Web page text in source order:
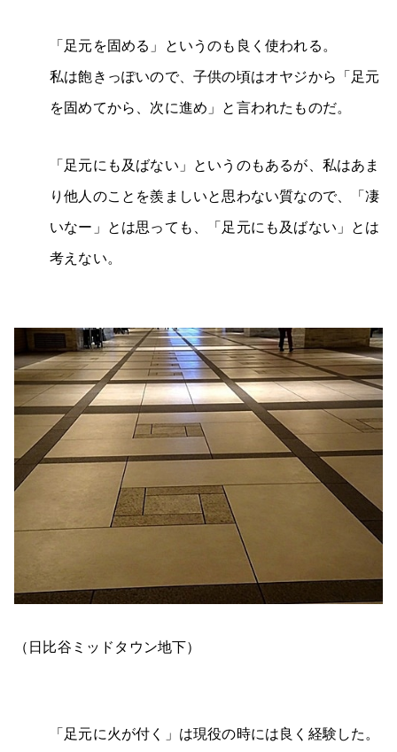
「足元を固める」というのも良く使われる。
私は飽きっぽいので、子供の頃はオヤジから「足元
を固めてから、次に進め」と言われたものだ。
「足元にも及ばない」というのもあるが、私はあま
り他人のことを羨ましいと思わない質なので、「凄
いなー」とは思っても、「足元にも及ばない」とは
考えない。
（日比谷ミッドタウン地下）
「足元に火が付く」は現役の時には良く経験した。